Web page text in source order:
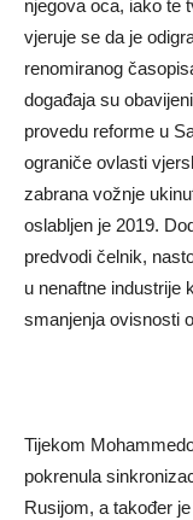
njegova oca, iako te
vjeruje se da je
renomiranog
događaja su
provedu reforme u
ograniče ovlasti
zabrana vožnje
oslabljen je 2019.
predvodi čelnik,
u nenaftne industrije
smanjenja ovisnosti
Tijekom
pokrenula
Rusijom, a također